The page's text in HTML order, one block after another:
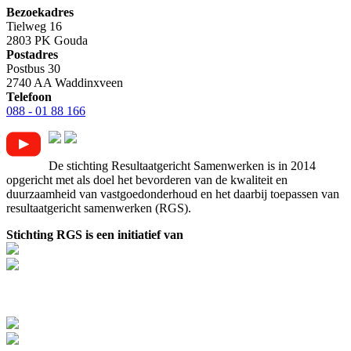
Bezoekadres
Tielweg 16
2803 PK Gouda
Postadres
Postbus 30
2740 AA Waddinxveen
Telefoon
088 - 01 88 166
De stichting Resultaatgericht Samenwerken is in 2014
opgericht met als doel het bevorderen van de kwaliteit en
duurzaamheid van vastgoedonderhoud en het daarbij toepassen van
resultaatgericht samenwerken (RGS).
Stichting RGS is een initiatief van